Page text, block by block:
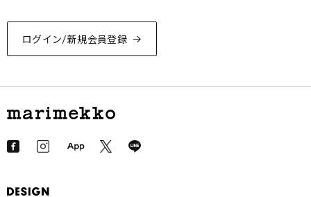
ログイン/新規会員登録